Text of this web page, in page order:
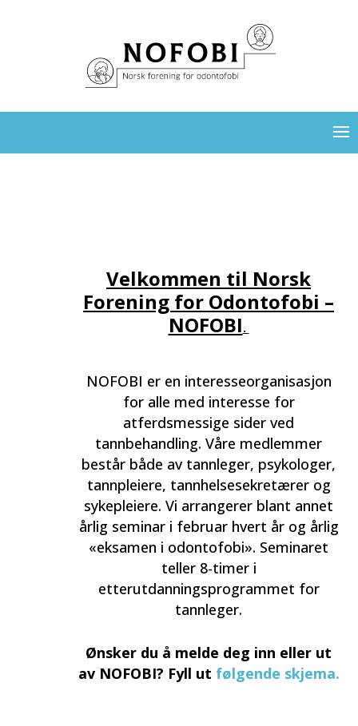
Velkommen til Norsk
Forening for Odontofobi –
NOFOBI.
NOFOBI er en interesseorganisasjon
for alle med interesse for
atferdsmessige sider ved
tannbehandling. Våre medlemmer
består både av tannleger, psykologer,
tannpleiere, tannhelsesekretærer og
sykepleiere. Vi arrangerer blant annet
årlig seminar i februar hvert år og årlig
«eksamen i odontofobi». Seminaret
teller 8-timer i
etterutdanningsprogrammet for
tannleger.
Ønsker du å melde deg inn eller ut
av NOFOBI? Fyll ut følgende skjema.